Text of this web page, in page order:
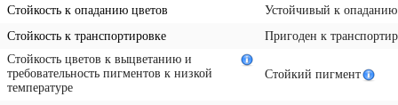
Стойкость к опаданию цветов
Устойчивый к опаданию
Стойкость к транспортировке
Пригоден к
Стойкость цветов к выцветанию и
требовательность пигментов к низкой
температуре
Стойкий пигмент